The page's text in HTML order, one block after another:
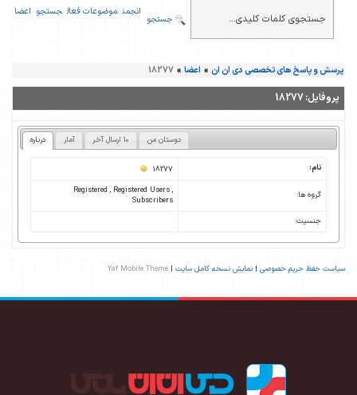
انجمن موضوعات فعال جستجو اعضا
جستجو
پرسش و پاسخ های تخصصی دی ان ان » اعضا »
18277
پروفایل:18277
درباره آمار 10 ارسال آخر دوستان من
نام: 18277
گروه ها:
Registered , Registered Users ,
Subscribers
جنسیت:
سیاست حفظ حریم خصوصی | نمایش نسخه کامل سایت |
Yaf Mobile Theme